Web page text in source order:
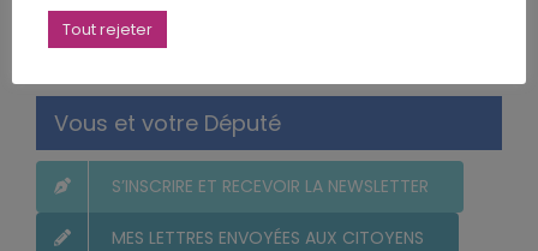
Rechercher:
Vous et votre Député
S’INSCRIRE ET RECEVOIR LA NEWSLETTER
MES LETTRES ENVOYÉES AUX CITOYENS
Tout rejeter